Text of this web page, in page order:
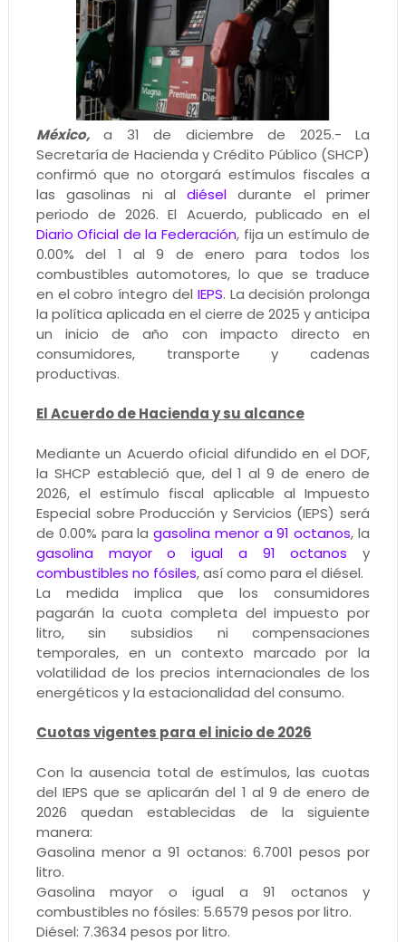
México,a 31 de diciembre de 2025.- La
Secretaría de Hacienda y Crédito Público (SHCP)
confirmó que no otorgará estímulos fiscales a
las gasolinas ni aldiésel durante el primer
periodo de 2026. El Acuerdo, publicado en el
Diario Oficial de la Federación, fija un estímulo de
0.00% del 1 al 9 de enero para todos los
combustibles automotores, lo que se traduce
en el cobro íntegro del IEPS. La decisión prolonga
la política aplicada en el cierre de 2025 y anticipa
un inicio de año con impacto directo en
consumidores, transporte y cadenas
productivas.
El Acuerdo de Hacienda y su alcance
Mediante un Acuerdo oficial difundido en el DOF,
la SHCP estableció que, del 1 al 9 de enero de
2026, el estímulo fiscal aplicable al Impuesto
Especial sobre Producción y Servicios (IEPS) será
de 0.00% para lagasolina menor a 91 octanos, la
gasolina mayor o igual a 91 octanos y
combustibles no fósiles, así como para el diésel.
La medida implica que los consumidores
pagarán la cuota completa del impuesto por
litro, sin subsidios ni compensaciones
temporales, en un contexto marcado por la
volatilidad de los precios internacionales de los
energéticos y la estacionalidad del consumo.
Cuotas vigentes para el inicio de 2026
Con la ausencia total de estímulos, las cuotas
del IEPS que se aplicarán del 1 al 9 de enero de
2026 quedan establecidas de la siguiente
manera:
Gasolina menor a 91 octanos: 6.7001 pesos por
litro.
Gasolina mayor o igual a 91 octanos y
combustibles no fósiles: 5.6579 pesos por litro.
Diésel: 7.3634 pesos por litro.